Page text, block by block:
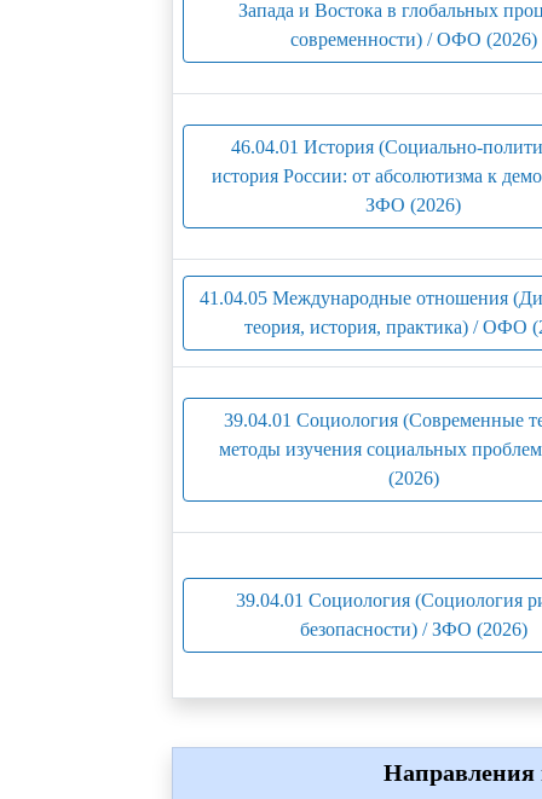
Запада и Востока в глобальных
современности) / ОФО (2026)
46.04.01 История (Социально-
история России: от абсолютизма к
ЗФО (2026)
41.04.05 Международные отношения
теория, история, практика) / ОФО
39.04.01 Социология (Современные
методы изучения социальных
(2026)
39.04.01 Социология (Социология
безопасности) / ЗФО (2026)
Направления